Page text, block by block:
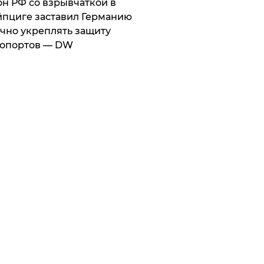
РФ со взрывчаткой в
заставил Германию
укреплять защиту
— DW